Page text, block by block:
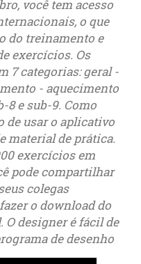
você tem acesso
o que
do treinamento e
exercícios. Os
7 categorias: geral -
- aquecimento
8 e sub-9. Como
de usar o aplicativo
material de prática.
exercícios em
pode compartilhar
colegas
o download do
O designer é fácil de
de desenho